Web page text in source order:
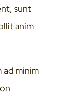
sunt
anim
ad minim